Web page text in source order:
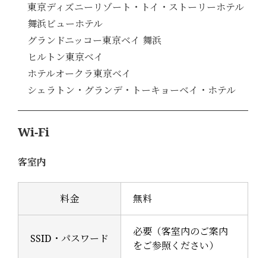
東京ディズニーリゾート・トイ・ストーリーホテル
舞浜ビューホテル
グランドニッコー東京ベイ 舞浜
ヒルトン東京ベイ
ホテルオークラ東京ベイ
シェラトン・グランデ・トーキョーベイ・ホテル
Wi-Fi
客室内
料金 無料
SSID・パスワード
必要（客室内のご案内
をご参照ください）